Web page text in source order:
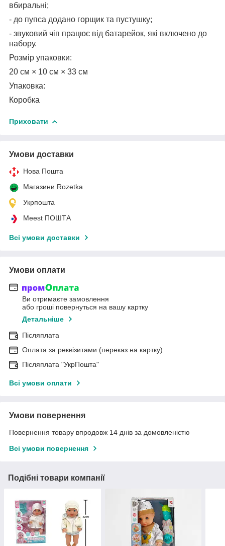
вбиральні;
- до пупса додано горщик та пустушку;
- звуковий чіп працює від батарейок, які включено до
набору.
Розмір упаковки:
20 см × 10 см × 33 см
Упаковка:
Коробка
Приховати
Умови доставки
Нова Пошта
Магазини Rozetka
Укрпошта
Meest ПОШТА
Всі умови доставки
Умови оплати
Ви отримаєте замовлення
або гроші повернуться на вашу картку
Детальніше
Післяплата
Оплата за реквізитами (переказ на картку)
Післяплата "УкрПошта"
Всі умови оплати
Умови повернення
Повернення товару впродовж 14 днів за домовленістю
Всі умови повернення
Подібні товари компанії